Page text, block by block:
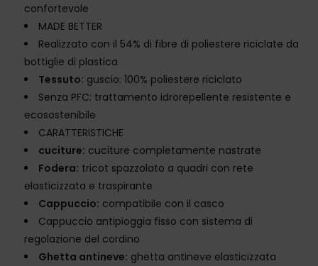
confortevole
MADE BETTER
Realizzato con il 54% di fibre di poliestere riciclate da
bottiglie di plastica
Tessuto: guscio: 100% poliestere riciclato
Senza PFC: trattamento idrorepellente resistente e
ecosostenibile
CARATTERISTICHE
cuciture: cuciture completamente nastrate
Fodera: tricot spazzolato a quadri con rete
elasticizzata e traspirante
Cappuccio: compatibile con il casco
Cappuccio antipioggia fisso con sistema di
regolazione del cordino
Ghetta antineve: ghetta antineve elasticizzata